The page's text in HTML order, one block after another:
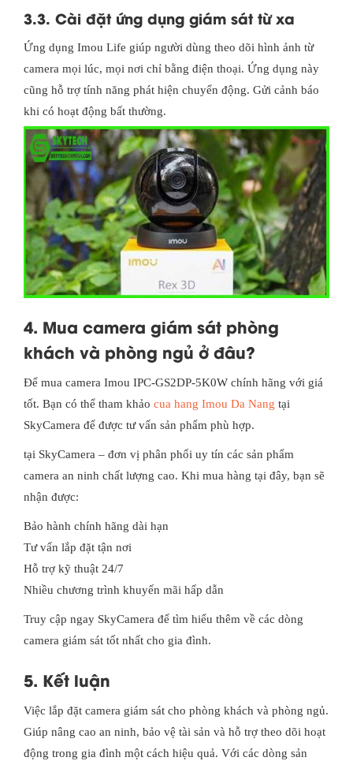
3.3. Cài đặt ứng dụng giám sát từ xa
Ứng dụng Imou Life giúp người dùng theo dõi hình ảnh từ
camera mọi lúc, mọi nơi chỉ bằng điện thoại. Ứng dụng này
cũng hỗ trợ tính năng phát hiện chuyển động. Gửi cảnh báo
khi có hoạt động bất thường.
4. Mua camera giám sát phòng
khách và phòng ngủ ở đâu?
Để mua camera Imou IPC-GS2DP-5K0W chính hãng với giá
tốt. Bạn có thể tham khảo cua hang Imou Da Nang tại
SkyCamera để được tư vấn sản phẩm phù hợp.
tại SkyCamera – đơn vị phân phối uy tín các sản phẩm
camera an ninh chất lượng cao. Khi mua hàng tại đây, bạn sẽ
nhận được:
Bảo hành chính hãng dài hạn
Tư vấn lắp đặt tận nơi
Hỗ trợ kỹ thuật 24/7
Nhiều chương trình khuyến mãi hấp dẫn
Truy cập ngay SkyCamera để tìm hiểu thêm về các dòng
camera giám sát tốt nhất cho gia đình.
5. Kết luận
Việc lắp đặt camera giám sát cho phòng khách và phòng ngủ.
Giúp nâng cao an ninh, bảo vệ tài sản và hỗ trợ theo dõi hoạt
động trong gia đình một cách hiệu quả. Với các dòng sản